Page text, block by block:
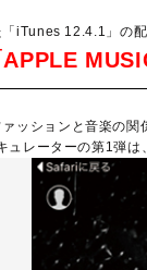
iTunes 12.4.1」の配
APPLE
ッションと音楽の
ュレーターの第1弾は